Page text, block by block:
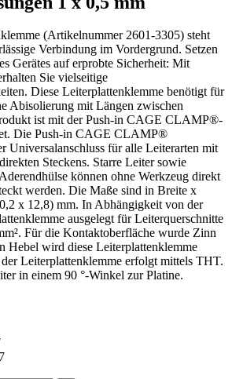
(Artikelnummer 2601-3305) steht
Verbindung im Vordergrund. Setzen
Gerätes auf erprobte Sicherheit: Mit
Sie vielseitige
Diese Leiterplattenklemme benötigt für
Abisolierung mit Längen zwischen
ist mit der Push-in CAGE CLAMP®-
Die Push-in CAGE CLAMP®
Universalanschluss für alle Leiterarten mit
Steckens. Starre Leiter sowie
können ohne Werkzeug direkt
werden. Die Maße sind in Breite x
x 12,8) mm. In Abhängigkeit von der
ausgelegt für Leiterquerschnitte
Für die Kontaktoberfläche wurde Zinn
Hebel wird diese Leiterplattenklemme
Leiterplattenklemme erfolgt mittels THT.
in einem 90 °-Winkel zur Platine.